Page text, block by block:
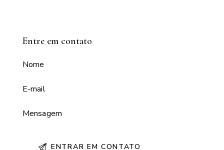
Entre em contato